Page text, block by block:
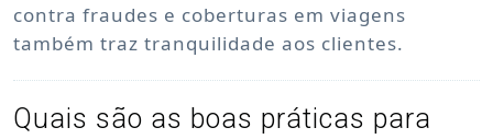
contra fraudes e coberturas em viagens
também traz tranquilidade aos clientes.
Quais são as boas práticas para